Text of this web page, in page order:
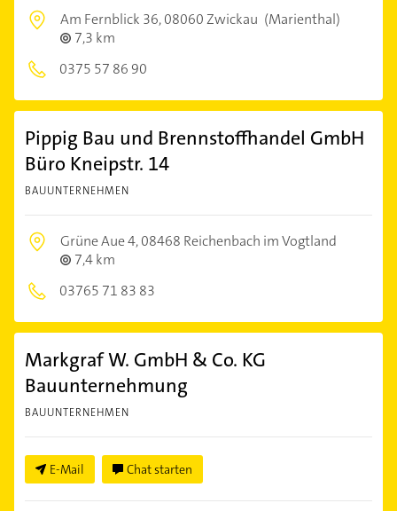
Am Fernblick 36,08060 Zwickau (Marienthal)
7,3 km
0375 57 86 90
Pippig Bau und Brennstoffhandel GmbH
Büro Kneipstr. 14
BAUUNTERNEHMEN
Grüne Aue 4,08468 Reichenbach im Vogtland
7,4 km
03765 71 83 83
Markgraf W. GmbH & Co. KG
Bauunternehmung
BAUUNTERNEHMEN
E-Mail Chat starten